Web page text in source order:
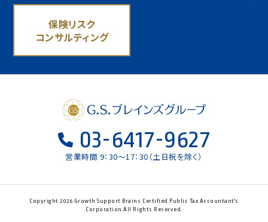
保険リスク
コンサルティング
03-6417-9627
営業時間 9：30〜17：30（土日祝を除く）
Copyright 2026 Growth Support Brains Certified Public Tax Accountant's
Corporation All Rights Reserved.